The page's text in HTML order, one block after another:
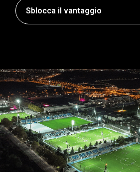
Sblocca il vantaggio